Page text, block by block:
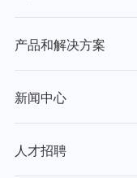
产品和解决方案
新闻中心
人才招聘